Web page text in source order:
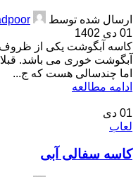
ارسال شده توسط
01 دی 1402
کاسه آبگوشت یکی از ظروف
آبگوشت خوری می باشد.
اما چندسالی هست که ج...
ادامه مطالعه
01 دی
لعاب
کاسه سفالی آبی